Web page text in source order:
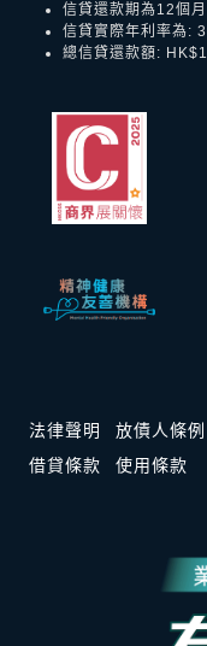
信貸還款期為12個
信貸實際年利率為:
總信貸還款額:
法律聲明 放債人條例
借貸條款
使用條款